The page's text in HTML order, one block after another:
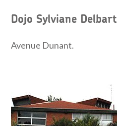
Dojo Sylviane Delbart
Avenue Dunant.